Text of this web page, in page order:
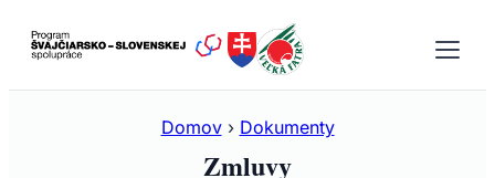
Domov › Dokumenty
Zmluvy